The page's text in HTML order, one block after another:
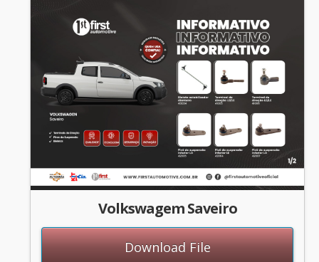
Volkswagem Saveiro
Download File